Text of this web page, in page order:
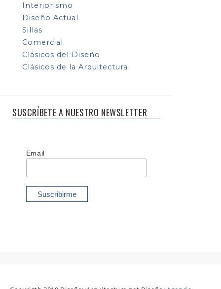
Interiorismo
Diseño Actual
Sillas
Comercial
Clásicos del Diseño
Clásicos de la Arquitectura
SUSCRÍBETE A NUESTRO NEWSLETTER
Email